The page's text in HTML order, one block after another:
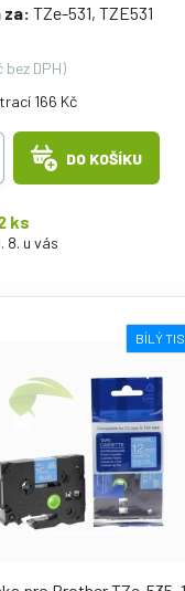
TZe-531, TZE531
bez DPH)
166 Kč
DO KOŠÍKU
ks
8. u vás
BÍLÝ